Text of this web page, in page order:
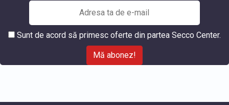
Sunt de acord să primesc oferte din partea Secco Center.
Mă abonez!